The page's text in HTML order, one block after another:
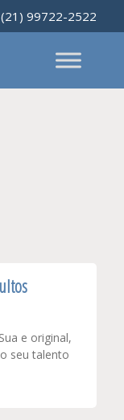
(21) 99722-2522
e original,
seu talento